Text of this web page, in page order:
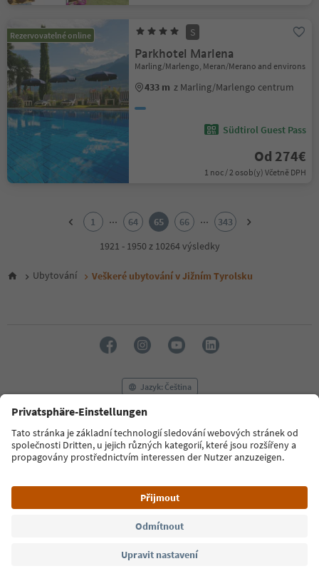
Rezervovatelné online S
Parkhotel Marlena
Marling/Marlengo, Meran/Merano and environs
433 m z Marling/Marlengo centrum
Südtirol Guest Pass
Od 274€
1 noc / 2 osob(y) Včetně DPH
6
16
17
18
19
21
1 ... 64 65 66 ...
343
1921 - 1950 z 10264 výsledky
Ubytování Veškeré ubytování v Jižním Tyrolsku
Jazyk: Čeština
FAQ Kontaktujte nás Tisk
MICE
Zásady ochrany osobních údajů
Podmínky a ujednání
Tiráž
Prohlášení o přístupnosti